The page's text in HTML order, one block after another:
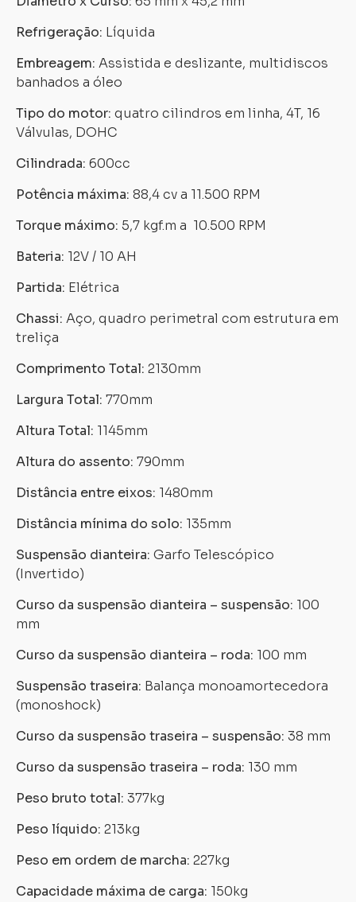
Refrigeração: Líquida
Embreagem: Assistida e deslizante, multidiscos
banhados a óleo
Tipo do motor: quatro cilindros em linha, 4T, 16
Válvulas, DOHC
Cilindrada: 600cc
Potência máxima: 88,4 cv a 11.500 RPM
Torque máximo: 5,7 kgf.m a 10.500 RPM
Bateria: 12V / 10 AH
Partida: Elétrica
Chassi: Aço, quadro perimetral com estrutura em
treliça
Comprimento Total: 2130mm
Largura Total: 770mm
Altura Total: 1145mm
Altura do assento: 790mm
Distância entre eixos: 1480mm
Distância mínima do solo: 135mm
Suspensão dianteira: Garfo Telescópico
(Invertido)
Curso da suspensão dianteira – suspensão: 100
mm
Curso da suspensão dianteira – roda: 100 mm
Suspensão traseira: Balança monoamortecedora
(monoshock)
Curso da suspensão traseira – suspensão: 38 mm
Curso da suspensão traseira – roda: 130 mm
Peso bruto total: 377kg
Peso líquido: 213kg
Peso em ordem de marcha: 227kg
Capacidade máxima de carga: 150kg